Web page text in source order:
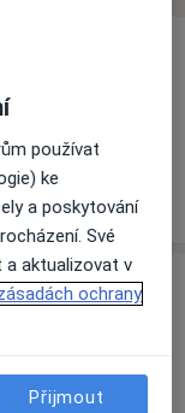
k dispozici
používat
ke
a poskytování
Své
aktualizovat v
ochrany
Přijmout